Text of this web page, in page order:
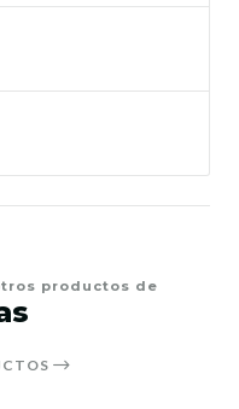
productos de